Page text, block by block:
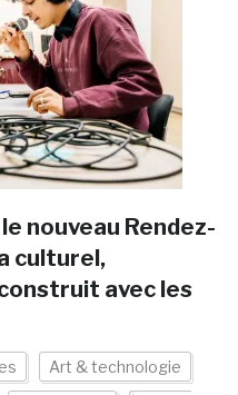
nouveau Rendez-
culturel,
avec les
Art & technologie